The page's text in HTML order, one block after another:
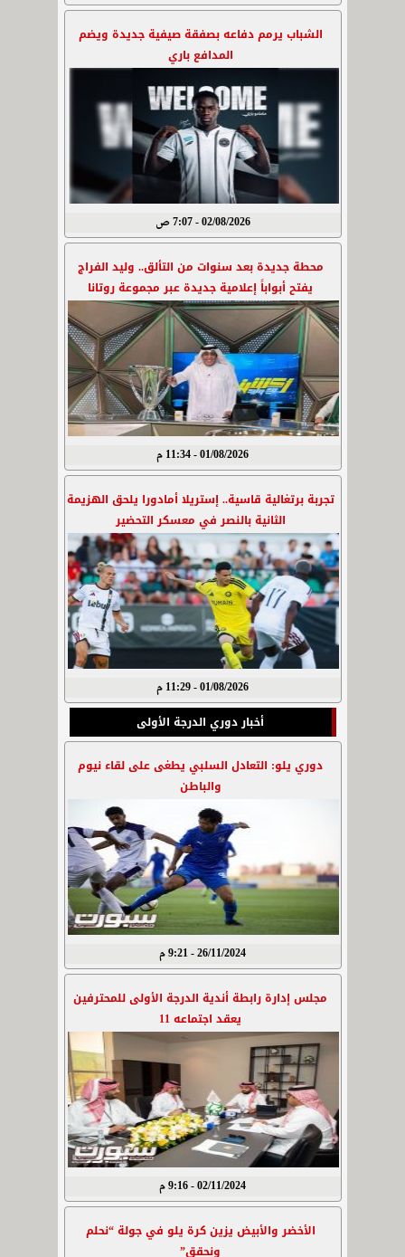
الشباب يرمم دفاعه بصفقة صيفية جديدة ويضم
المدافع باري
02/08/2026 - 7:07 ص
محطة جديدة بعد سنوات من التألق.. وليد الفراج
يفتح أبواباً إعلامية جديدة عبر مجموعة روتانا
01/08/2026 - 11:34 م
تجربة برتغالية قاسية.. إستريلا أمادورا يلحق الهزيمة
الثانية بالنصر في معسكر التحضير
01/08/2026 - 11:29 م
أخبار دوري الدرجة الأولى
دوري يلو: التعادل السلبي يطغى على لقاء نيوم
والباطن
26/11/2024 - 9:21 م
مجلس إدارة رابطة أندية الدرجة الأولى للمحترفين
يعقد اجتماعه 11
02/11/2024 - 9:16 م
الأخضر والأبيض يزين كرة يلو في جولة “نحلم
ونحقق”